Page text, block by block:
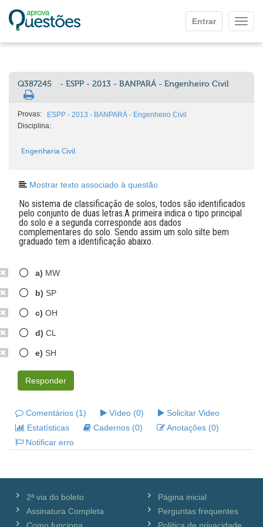
Entrar
Q387245 - ESPP - 2013 - BANPARÁ - Engenheiro Civil
Provas:
ESPP - 2013 - BANPARÁ - Engenheiro Civil
Disciplina:
Engenharia Civil
Mostrar texto associado à questão
No sistema de classificação de solos, todos são identificados
pelo conjunto de duas letras.A primeira indica o tipo principal
do solo e a segunda corresponde aos dados
complementares do solo. Sendo assim um solo silte bem
graduado tem a identificação abaixo.
a) MW
b) SP
c) OH
d) CL
e) SH
Responder
Comentários (1) Vídeo (0)
Solicitar Video
Estatísticas
Cadernos (0)
Anotações (0)
Notificar erro
2ª via do boleto
Assinatura Completa
Página inicial
Perguntas frequentes